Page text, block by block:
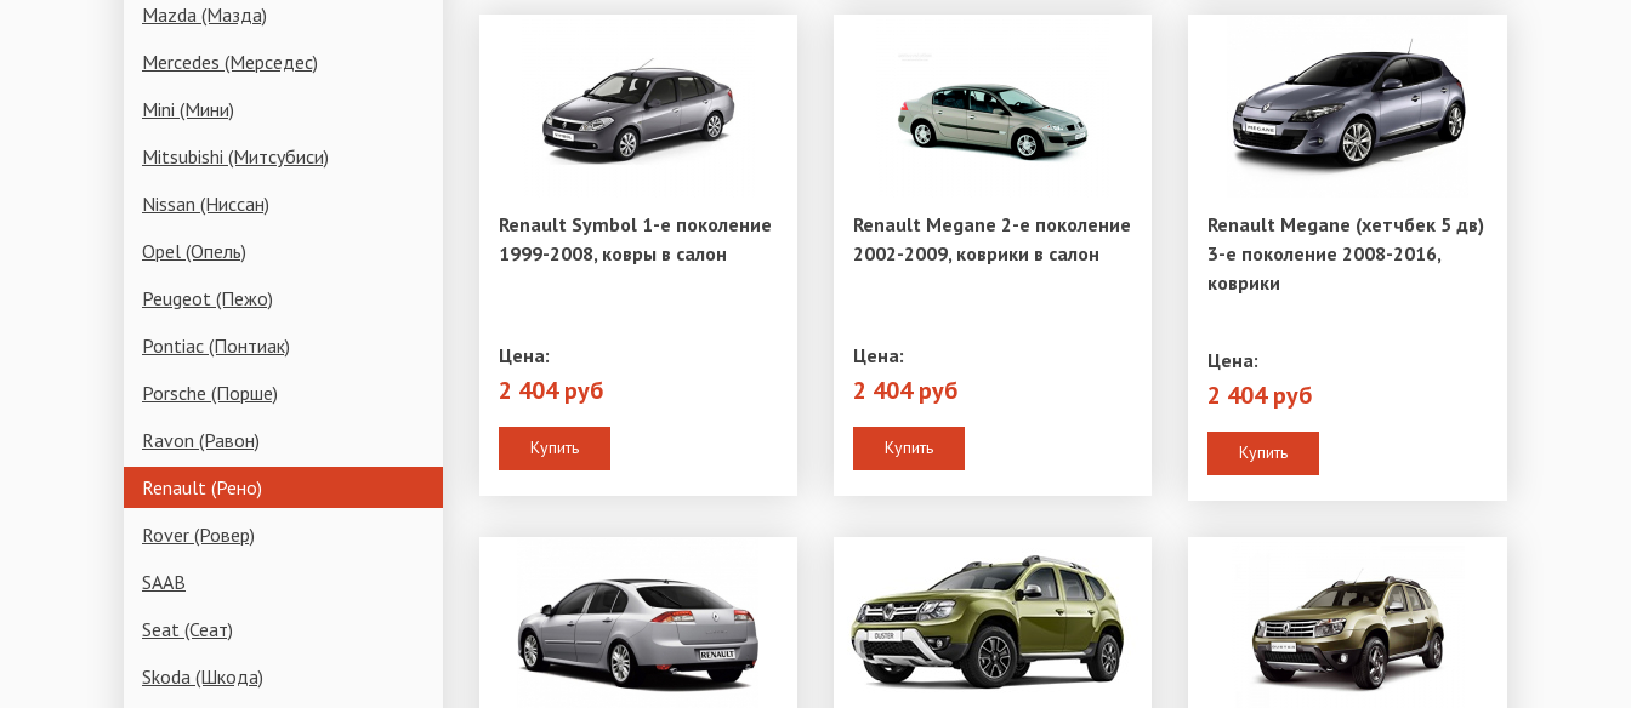
Mazda (Мазда)
Mercedes (Мерседес)
Mini (Мини)
Mitsubishi (Митсубиси)
Nissan (Ниссан)
Opel (Опель)
Peugeot (Пежо)
Pontiac (Понтиак)
Porsche (Порше)
Ravon (Равон)
Renault (Рено)
Rover (Ровер)
SAAB
Seat (Сеат)
Skoda (Шкода)
Renault Symbol 1-е поколение
1999-2008, ковры в салон
Цена:
2 404 руб
Купить
Renault Megane 2-е поколение
2002-2009, коврики в салон
Цена:
2 404 руб
Купить
Renault Megane (хетчбек 5 дв)
3-е поколение 2008-2016,
коврики
Цена:
2 404 руб
Купить